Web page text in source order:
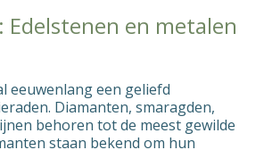
Edelstenen en metalen
eeuwenlang een geliefd
Diamanten, smaragden,
behoren tot de meest gewilde
staan bekend om hun